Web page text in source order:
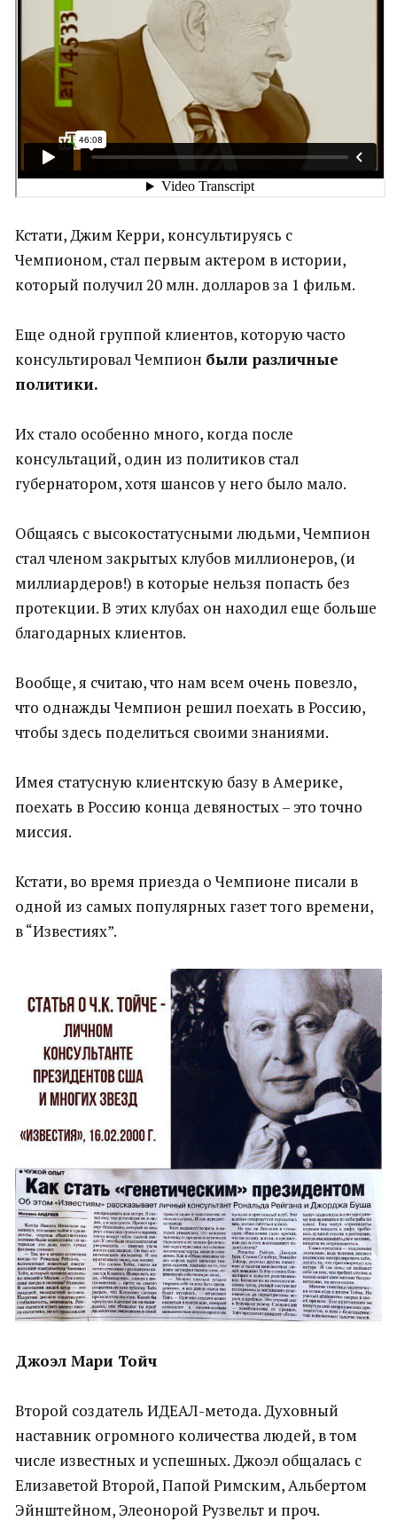
Кстати, Джим Керри, консультируясь с
Чемпионом, стал первым актером в истории,
который получил 20 млн. долларов за 1 фильм.
Еще одной группой клиентов, которую часто
консультировал Чемпион были различные
политики.
Их стало особенно много, когда после
консультаций, один из политиков стал
губернатором, хотя шансов у него было мало.
Общаясь с высокостатусными людьми, Чемпион
стал членом закрытых клубов миллионеров, (и
миллиардеров!) в которые нельзя попасть без
протекции. В этих клубах он находил еще больше
благодарных клиентов.
Вообще, я считаю, что нам всем очень повезло,
что однажды Чемпион решил поехать в Россию,
чтобы здесь поделиться своими знаниями.
Имея статусную клиентскую базу в Америке,
поехать в Россию конца девяностых – это точно
миссия.
Кстати, во время приезда о Чемпионе писали в
одной из самых популярных газет того времени,
в “Известиях”.
Джоэл Мари Тойч
Второй создатель ИДЕАЛ-метода. Духовный
наставник огромного количества людей, в том
числе известных и успешных. Джоэл общалась с
Елизаветой Второй, Папой Римским, Альбертом
Эйнштейном, Элеонорой Рузвельт и проч.